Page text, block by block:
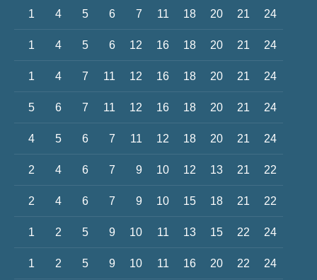
1 4 5 6 7 11 18 20 21 24
1 4 5 6 12 16 18 20 21 24
1 4 7 11 12 16 18 20 21 24
5 6 7 11 12 16 18 20 21 24
4 5 6 7 11 12 18 20 21 24
2 4 6 7 9 10 12 13 21 22
2 4 6 7 9 10 15 18 21 22
1 2 5 9 10 11 13 15 22 24
1 2 5 9 10 11 16 20 22 24